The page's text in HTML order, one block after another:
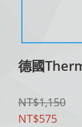
德國
NT$1,150
NT$575